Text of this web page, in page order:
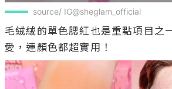
source/ IG@sheglam_official
毛絨絨的單色腮紅也是重點項目之